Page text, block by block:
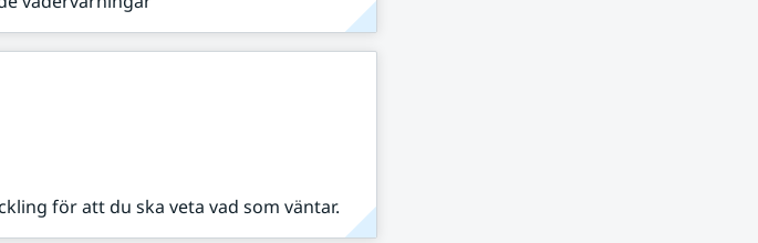
för att du ska veta vad som väntar.